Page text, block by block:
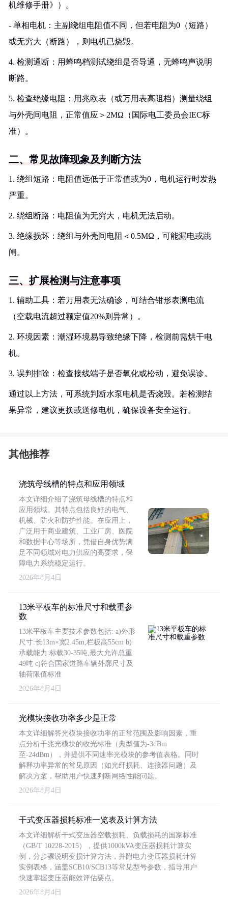
机维修手册》）。
- 单相电机：主副绕组电阻值不同，但若电阻为0（短路）
或无穷大（断路），则电机已烧毁。
4. 检测通断：用蜂鸣档测试绕组是否导通，无蜂鸣声说明
断路。
5. 检查绝缘电阻：用兆欧表（或万用表高阻档）测量绕组
与外壳间电阻，正常值应＞2MΩ（国际电工委员会IEC标
准）。
二、常见故障现象及判断方法
1. 绕组短路：电阻值远低于正常值或为0，电机运行时发热
严重。
2. 绕组断路：电阻值为无穷大，电机无法启动。
3. 绝缘损坏：绕组与外壳间电阻＜0.5MΩ，可能漏电或跳
闸。
三、扩展检测与注意事项
1. 辅助工具：若万用表无法确诊，可结合钳形表测电流
（空载电流超过额定值20%则异常）。
2. 环境因素：潮湿环境易导致绝缘下降，检测前需烘干电
机。
3. 误判排除：检查接线端子是否氧化或松动，避免误诊。
通过以上方法，可系统判断水泵电机是否烧毁。若检测结
果异常，建议更换或送修电机，确保设备安全运行。
其他推荐
浇筑母线槽的特点和应用领域
本文详细介绍了浇筑母线槽的特点和
应用领域。其特点包括良好的电气、
机械、防火和防护性能。在应用上，
广泛用于商业建筑、工业厂房、医院
和数据中心等场所，凭借自身优势满
足不同领域对电力供应的高要求，保
障电力系统稳定运行。
2026年8月4日
13米平板车的标准尺寸和载重参
数
13米平板车主要技术参数包括: a)外形
尺寸:长13m×宽2.45m,栏板高55cm b)
承载能力:标载30-35吨,最大允许总重
49吨 c)符合国家道路车辆外廓尺寸及
轴荷限值标准
2026年8月4日
光模块接收功率多少是正常
本文详细解答光模块接收功率的正常范围及影响因素，重
点分析千兆光模块的收光标准（典型值为-3dBm
至-24dBm），并提供不同速率光模块的参考值表格。同时
解释功率异常的常见原因（如光纤损耗、连接器问题）及
解决方案，帮助用户快速判断网络性能问题。
2026年8月4日
干式变压器损耗标准一览表及计算方法
本文详细解析干式变压器空载损耗、负载损耗的国家标准
（GB/T 10228-2015），提供1000kVA变压器损耗计算实
例，分步骤说明变损计算方法，并附电力变压器损耗计算
实例表格，涵盖SCB10/SCB13等常见型号参数，指导用户
快速掌握变压器能效评估要点。
2026年8月4日